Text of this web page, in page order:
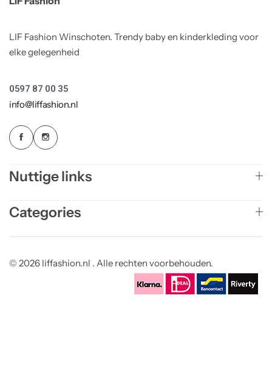
LIF Fashion Winschoten. Trendy baby en kinderkleding voor
elke gelegenheid
0597 87 00 35
info@liffashion.nl
Nuttige links
Categories
© 2026 liffashion.nl . Alle rechten voorbehouden.